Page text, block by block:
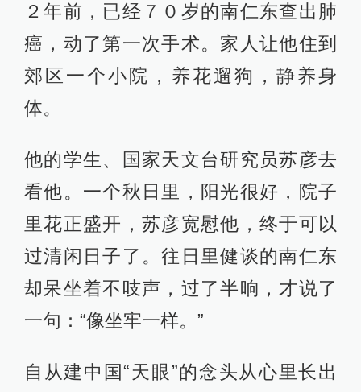
２年前，已经７０岁的南仁东查出肺
癌，动了第一次手术。家人让他住到
郊区一个小院，养花遛狗，静养身
体。
他的学生、国家天文台研究员苏彦去
看他。一个秋日里，阳光很好，院子
里花正盛开，苏彦宽慰他，终于可以
过清闲日子了。往日里健谈的南仁东
却呆坐着不吱声，过了半晌，才说了
一句：“像坐牢一样。”
自从建中国“天眼”的念头从心里长出